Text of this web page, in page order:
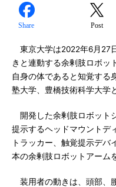
Share Post
東京大学は2022年6月27
きと連動する余剰肢ロボッ
自身の体であると知覚する
塾大学、豊橋技術科学大学
開発した余剰肢ロボット
提示するヘッドマウントデ
トラッカー、触覚提示デバ
本の余剰肢ロボットアーム
装用者の動きは、頭部、